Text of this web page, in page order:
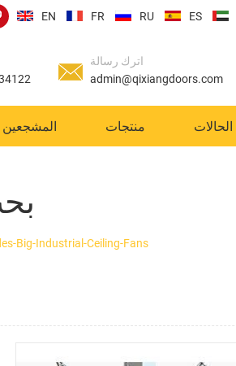
EN FR RU ES
اترك رسالة
admin@qixiangdoors.com
HVLS المشجعين منتجات الحالات
Big-Industrial-Ceiling-Fans